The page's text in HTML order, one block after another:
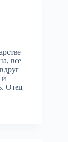
все
и
Отец